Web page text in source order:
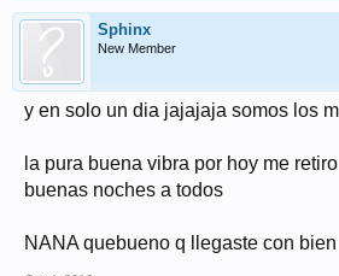
Sphinx
New Member
y en solo un dia jajajaja somos los
la pura buena vibra por hoy me retiro
buenas noches a todos
NANA quebueno q llegaste con bien